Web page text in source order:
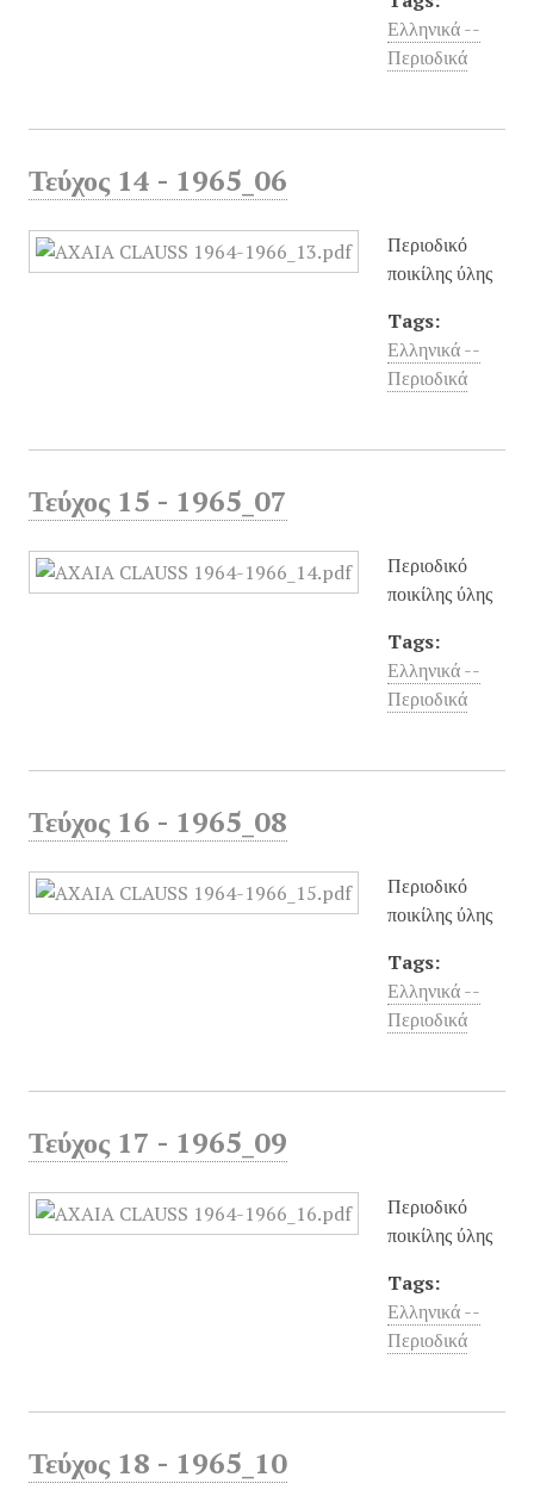
Ελληνικά --
Περιοδικά
Τεύχος 14 - 1965_06
Περιοδικό
ποικίλης ύλης
Tags:
Ελληνικά --
Περιοδικά
Τεύχος 15 - 1965_07
Περιοδικό
ποικίλης ύλης
Tags:
Ελληνικά --
Περιοδικά
Τεύχος 16 - 1965_08
Περιοδικό
ποικίλης ύλης
Tags:
Ελληνικά --
Περιοδικά
Τεύχος 17 - 1965_09
Περιοδικό
ποικίλης ύλης
Tags:
Ελληνικά --
Περιοδικά
Τεύχος 18 - 1965_10